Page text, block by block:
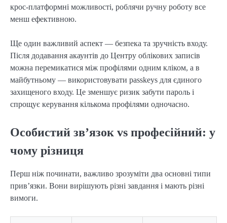
крос-платформні можливості, роблячи ручну роботу все
менш ефективною.
Ще один важливий аспект — безпека та зручність входу.
Після додавання акаунтів до Центру облікових записів
можна перемикатися між профілями одним кліком, а в
майбутньому — використовувати passkeys для єдиного
захищеного входу. Це зменшує ризик забути пароль і
спрощує керування кількома профілями одночасно.
Особистий зв’язок vs професійний: у
чому різниця
Перш ніж починати, важливо зрозуміти два основні типи
прив’язки. Вони вирішують різні завдання і мають різні
вимоги.